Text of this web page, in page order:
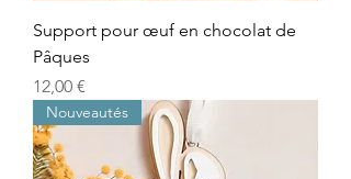
Support pour œuf en chocolat de
Pâques
Prix
12,00 €
Nouveautés